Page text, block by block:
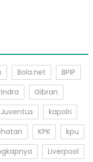
Bola.net
BPIP
Gibran
Juventus
kapolri
KPK
kpu
Liverpool